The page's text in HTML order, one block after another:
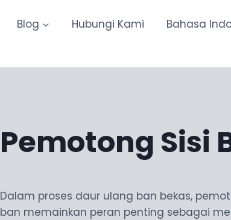
Blog Hubungi Kami Bahasa
Pemotong Sisi
Dalam proses daur ulang ban bekas,
ban memainkan peran penting sebagai